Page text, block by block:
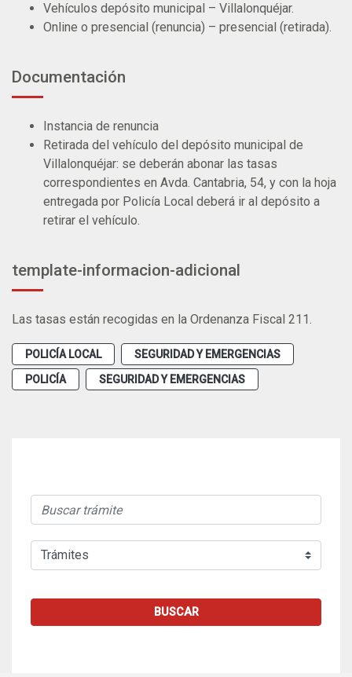
Vehículos depósito municipal – Villalonquéjar.
Online o presencial (renuncia) – presencial (retirada).
Documentación
Instancia de renuncia
Retirada del vehículo del depósito municipal de
Villalonquéjar: se deberán abonar las tasas
correspondientes en Avda. Cantabria, 54, y con la hoja
entregada por Policía Local deberá ir al depósito a
retirar el vehículo.
template-informacion-adicional
Las tasas están recogidas en la Ordenanza Fiscal 211.
POLICÍA LOCAL
SEGURIDAD Y EMERGENCIAS
POLICÍA
SEGURIDAD Y EMERGENCIAS
BUSCAR